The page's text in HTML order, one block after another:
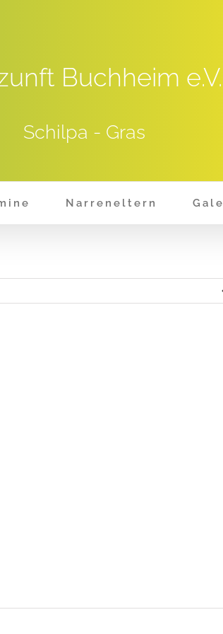
Buchheim e.V.
Schilpa - Gras
Narreneltern